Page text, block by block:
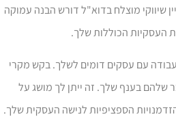
מוצלח בדוא"ל דורש הבנה עמוקה
הכוללות שלך.
עם עסקים דומים לשלך. בקש מקרי
בענף שלך. זה ייתן לך מושג על
הספציפיות לנישה העסקית שלך.